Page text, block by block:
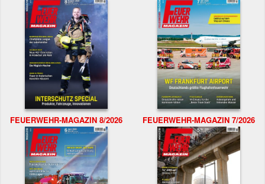
FEUERWEHR-MAGAZIN 8/2026 FEUERWEHR-MAGAZIN 7/2026